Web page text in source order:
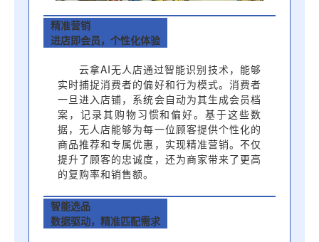
精准营销
进店即会员，个性化体验
云拿AI无人店通过智能识别技术，能够
实时捕捉消费者的偏好和行为模式。消费者
一旦进入店铺，系统会自动为其生成会员档
案，记录其购物习惯和偏好。基于这些数
据，无人店能够为每一位顾客提供个性化的
商品推荐和专属优惠，实现精准营销。不仅
提升了顾客的忠诚度，还为商家带来了更高
的复购率和销售额。
智能选品
数据驱动，精准匹配需求